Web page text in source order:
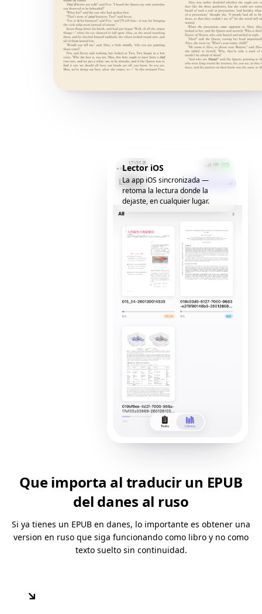
Lector iOS
La app iOS sincronizada —
retoma la lectura donde la
dejaste, en cualquier lugar.
Que importa al traducir un EPUB
del danes al ruso
Si ya tienes un EPUB en danes, lo importante es obtener una
version en ruso que siga funcionando como libro y no como
texto suelto sin continuidad.
↘